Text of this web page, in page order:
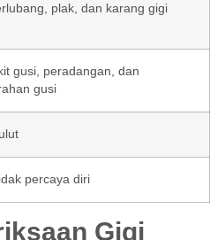
plak, dan karang gigi
gusi, peradangan, dan
gusi
percaya diri
Gigi